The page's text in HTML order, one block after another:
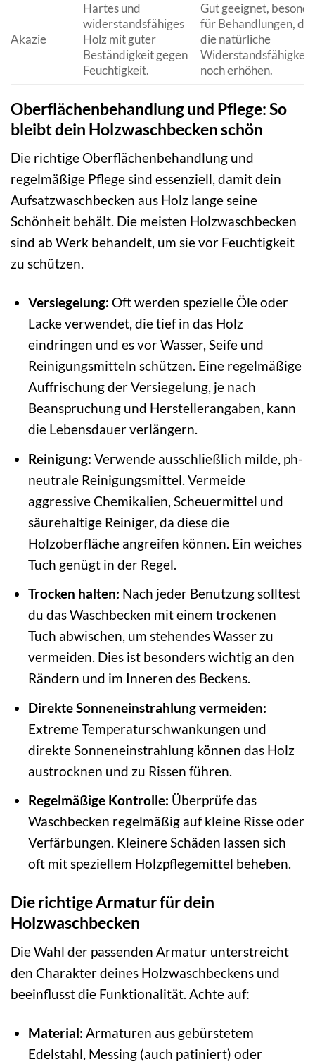
Akazie
Hartes und
widerstandsfähiges
Holz mit guter
Beständigkeit gegen
Feuchtigkeit.
Gut geeignet,
für Behandlungen, die
die natürliche
Widerstandsfähigkeit
noch erhöhen.
Oberflächenbehandlung und Pflege: So
bleibt dein Holzwaschbecken schön
Die richtige Oberflächenbehandlung und
regelmäßige Pflege sind essenziell, damit dein
Aufsatzwaschbecken aus Holz lange seine
Schönheit behält. Die meisten Holzwaschbecken
sind ab Werk behandelt, um sie vor Feuchtigkeit
zu schützen.
Versiegelung: Oft werden spezielle Öle oder
Lacke verwendet, die tief in das Holz
eindringen und es vor Wasser, Seife und
Reinigungsmitteln schützen. Eine regelmäßige
Auffrischung der Versiegelung, je nach
Beanspruchung und Herstellerangaben, kann
die Lebensdauer verlängern.
Reinigung: Verwende ausschließlich milde, ph-
neutrale Reinigungsmittel. Vermeide
aggressive Chemikalien, Scheuermittel und
säurehaltige Reiniger, da diese die
Holzoberfläche angreifen können. Ein weiches
Tuch genügt in der Regel.
Trocken halten: Nach jeder Benutzung solltest
du das Waschbecken mit einem trockenen
Tuch abwischen, um stehendes Wasser zu
vermeiden. Dies ist besonders wichtig an den
Rändern und im Inneren des Beckens.
Direkte Sonneneinstrahlung vermeiden:
Extreme Temperaturschwankungen und
direkte Sonneneinstrahlung können das Holz
austrocknen und zu Rissen führen.
Regelmäßige Kontrolle: Überprüfe das
Waschbecken regelmäßig auf kleine Risse oder
Verfärbungen. Kleinere Schäden lassen sich
oft mit speziellem Holzpflegemittel beheben.
Die richtige Armatur für dein
Holzwaschbecken
Die Wahl der passenden Armatur unterstreicht
den Charakter deines Holzwaschbeckens und
beeinflusst die Funktionalität. Achte auf:
Material: Armaturen aus gebürstetem
Edelstahl, Messing (auch patiniert) oder